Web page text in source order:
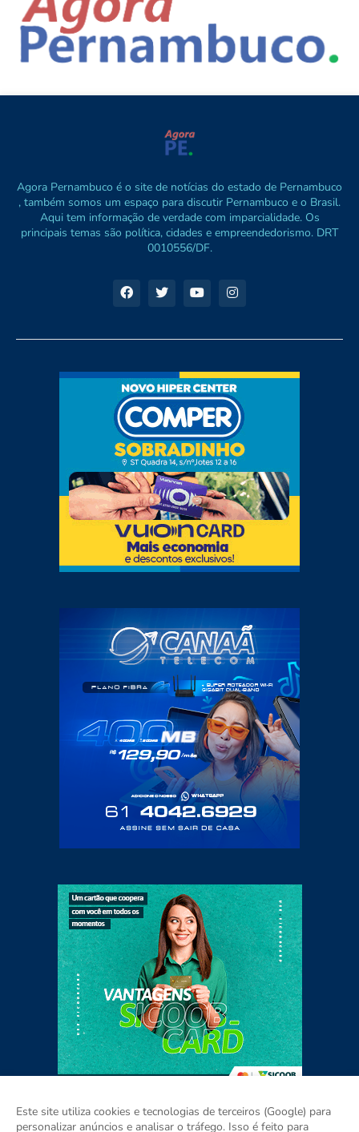
Agora Pernambuco é o site de notícias do estado de Pernambuco
, também somos um espaço para discutir Pernambuco e o Brasil.
Aqui tem informação de verdade com imparcialidade. Os
principais temas são política, cidades e empreendedorismo. DRT
0010556/DF.
Este site utiliza cookies e tecnologias de terceiros (Google) para
personalizar anúncios e analisar o tráfego. Isso é feito para